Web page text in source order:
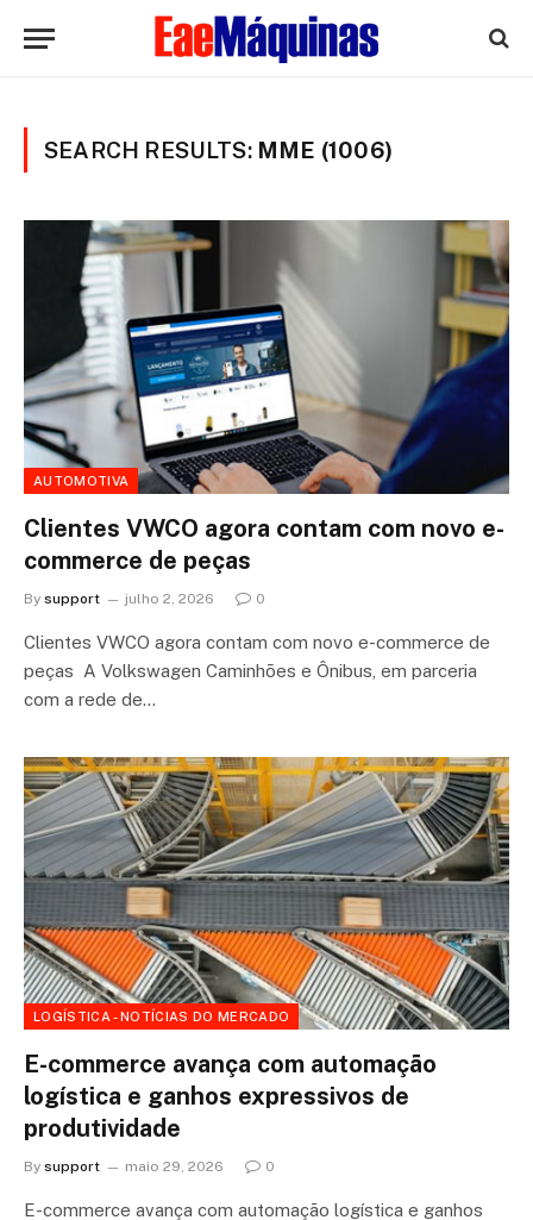
SEARCH RESULTS: MME (1006)
AUTOMOTIVA
Clientes VWCO agora contam com novo e-
commerce de peças
By support julho 2, 2026 0
Clientes VWCO agora contam com novo e-commerce de
peças A Volkswagen Caminhões e Ônibus, em parceria
com a rede de…
LOGÍSTICA - NOTÍCIAS DO MERCADO
E-commerce avança com automação
logística e ganhos expressivos de
produtividade
By support maio 29, 2026 0
E-commerce avança com automação logística e ganhos